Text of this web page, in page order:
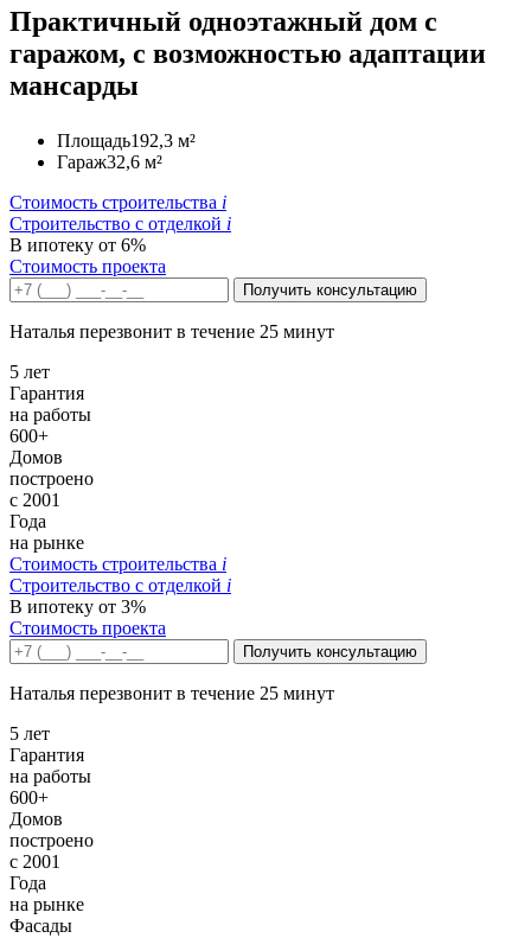
Практичный одноэтажный дом с
гаражом, с возможностью адаптации
мансарды
Площадь192,3 м²
Гараж32,6 м²
Стоимость строительства i
Строительство c отделкой i
В ипотеку от 6%
Стоимость проекта
Получить консультацию
Наталья перезвонит в течение 25 минут
5 лет
Гарантия
на работы
600+
Домов
построено
с 2001
Года
на рынке
Стоимость строительства i
Строительство c отделкой i
В ипотеку от 3%
Стоимость проекта
Получить консультацию
Наталья перезвонит в течение 25 минут
5 лет
Гарантия
на работы
600+
Домов
построено
с 2001
Года
на рынке
Фасады